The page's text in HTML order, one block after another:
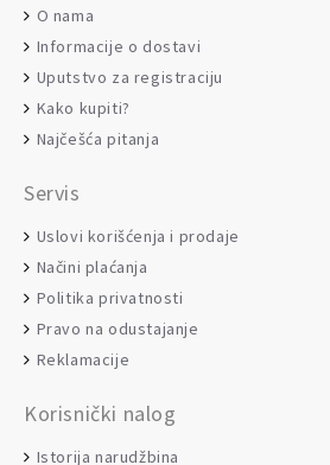
O nama
Informacije o dostavi
Uputstvo za registraciju
Kako kupiti?
Najčešća pitanja
Servis
Uslovi korišćenja i prodaje
Načini plaćanja
Politika privatnosti
Pravo na odustajanje
Reklamacije
Korisnički nalog
Istorija narudžbina